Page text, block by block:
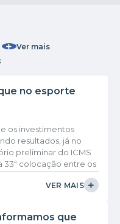
Ver mais
no esporte
os investimentos
resultados, já no
preliminar do ICMS
33ª colocação entre os
o 2º lugar no Vale do
385 posições em
VER MAIS
que